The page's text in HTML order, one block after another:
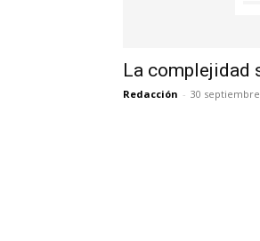
La complejidad
Redacción - 30